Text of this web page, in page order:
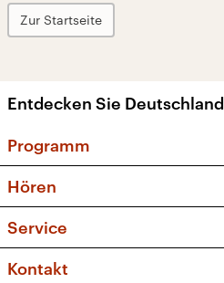
Zur Startseite
Entdecken Sie
Programm
Sendungen und
Musikliste
Kakadu – Das
Hören
Frequenzen (UKW +
Service
FAQ
Kontakt